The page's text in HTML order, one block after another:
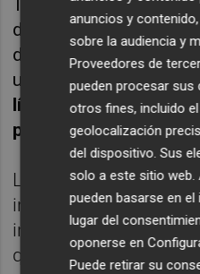
Thyssenkrupp llevó a
detallado de la
de galvanizado
ubicaciones y
línea de Sagunto es
perspectiva
La capacidad de la
infrautilizada, una
intensificará a corto
que no será posible
anuncios y
sobre la audiencia y
Proveedores de
pueden procesar
otros fines, incluido
geolocalización
del dispositivo. Sus
solo a este sitio web.
pueden basarse en
lugar del
oponerse en
Puede retirar su